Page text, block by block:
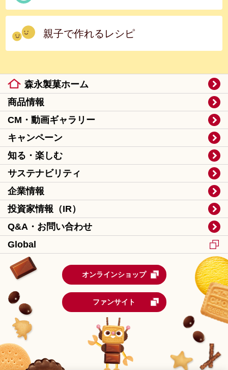
親子で作れるレシピ
森永製菓ホーム
商品情報
CM・動画ギャラリー
キャンペーン
知る・楽しむ
サステナビリティ
企業情報
投資家情報（IR）
Q&A・お問い合わせ
Global
オンラインショップ
ファンサイト